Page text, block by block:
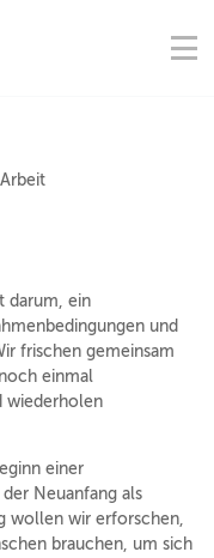
darum, ein
und
frischen gemeinsam
einmal
wiederholen
einer
Neuanfang als
wollen wir erforschen,
brauchen, um sich